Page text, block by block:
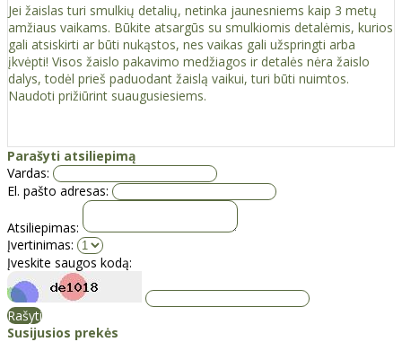
Jei žaislas turi smulkių detalių, netinka jaunesniems kaip 3 metų
amžiaus vaikams. Būkite atsargūs su smulkiomis detalėmis, kurios
gali atsiskirti ar būti nukąstos, nes vaikas gali užspringti arba
įkvėpti! Visos žaislо pakavimo medžiagos ir detalės nėra žaislo
dalys, todėl prieš paduodant žaislą vaikui, turi būti nuimtos.
Naudoti prižiūrint suaugusiesiems.
Parašyti atsiliepimą
Vardas:
El. pašto adresas:
Atsiliepimas:
Įvertinimas:
Įveskite saugos kodą:
Rašyti
Susijusios prekės